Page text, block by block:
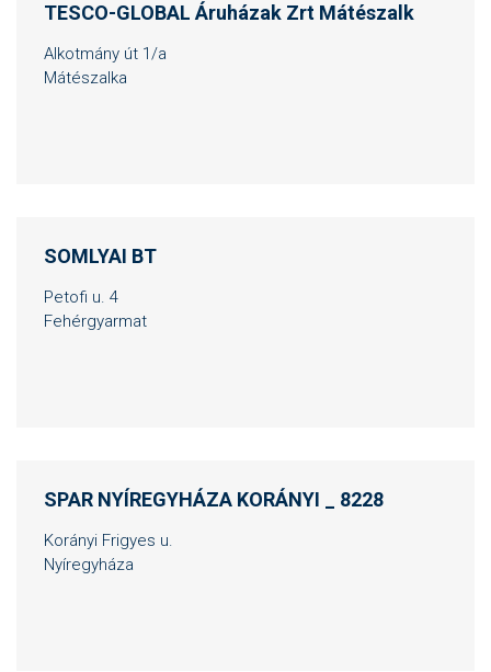
TESCO-GLOBAL Áruházak Zrt Mátészalk
Alkotmány út 1/a
Mátészalka
SOMLYAI BT
Petofi u. 4
Fehérgyarmat
SPAR NYÍREGYHÁZA KORÁNYI _ 8228
Korányi Frigyes u.
Nyíregyháza